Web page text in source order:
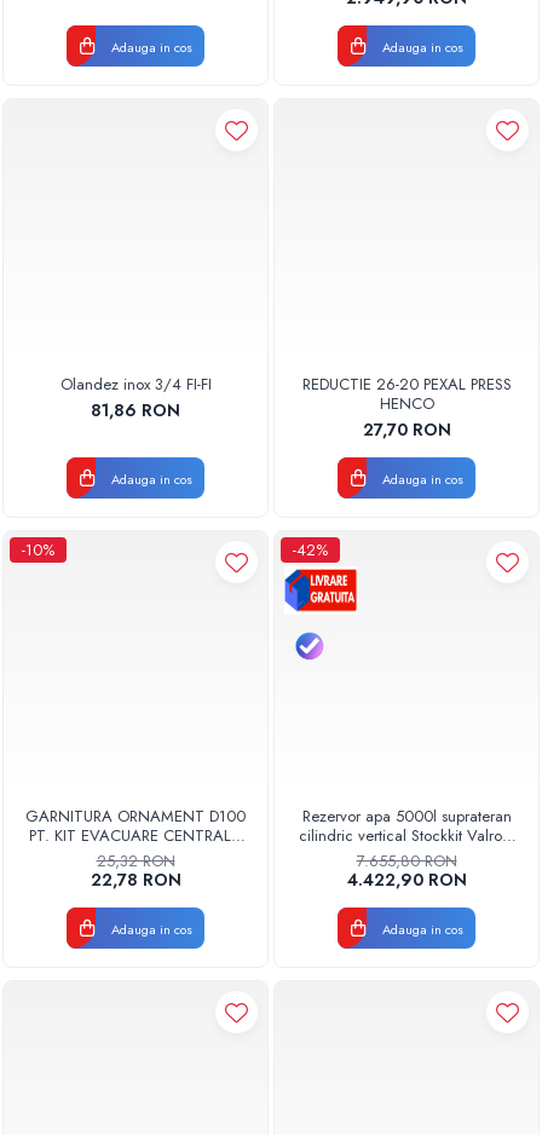
Adauga in cos Adauga in cos
Olandez inox 3/4 FI-FI
81,86 RON
Adauga in cos
REDUCTIE 26-20 PEXAL PRESS
HENCO
27,70 RON
Adauga in cos
-10%
GARNITURA ORNAMENT D100
PT. KIT EVACUARE CENTRALA
FGGE100
25,32 RON
22,78 RON
Adauga in cos
-42%
Rezervor apa 5000l suprateran
cilindric vertical Stockkit Valrom
49020150000
7.655,80 RON
4.422,90 RON
Adauga in cos